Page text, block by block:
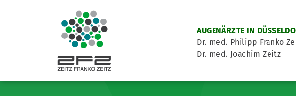
AUGENÄRZTE IN
Dr. med. Philipp Franko
Dr. med. Joachim Zeitz